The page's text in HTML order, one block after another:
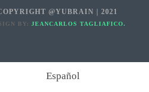
@YUBRAIN | 2021
BY: JEANCARLOS TAGLIAFICO.
Español